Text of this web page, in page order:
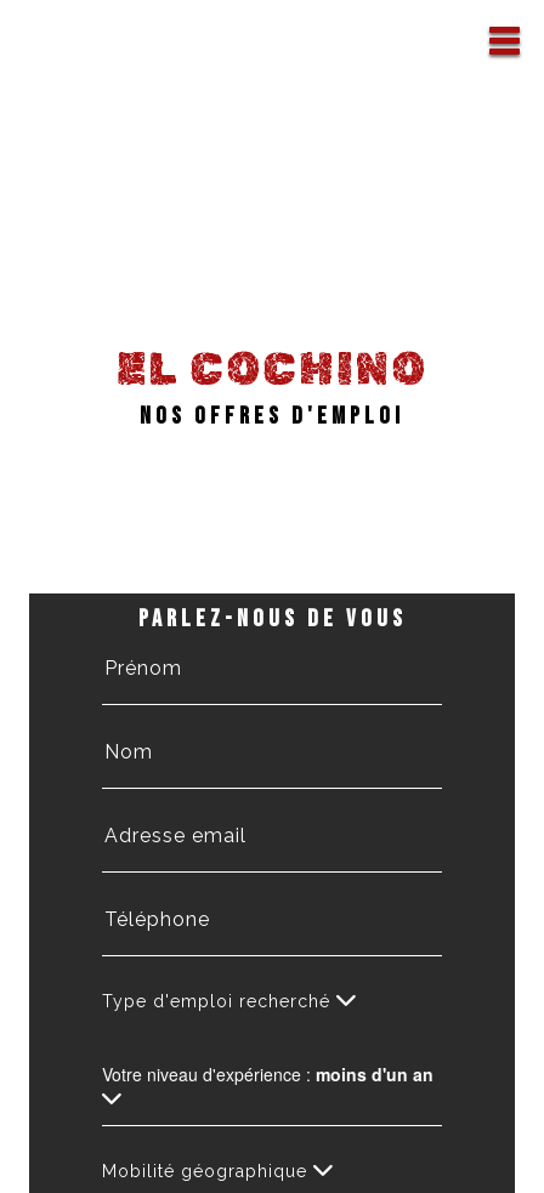
EL COCHINO
NOS OFFRES D'EMPLOI
PARLEZ-NOUS DE VOUS
Type d'emploi recherché
Votre niveau d'expérience : moins d'un an
Mobilité géographique